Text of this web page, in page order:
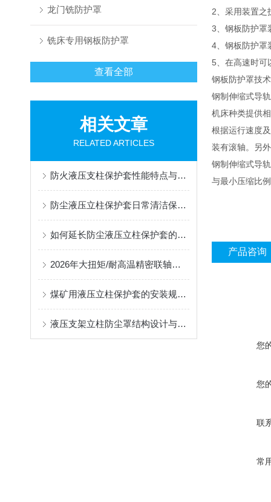
龙门铣防护罩
铣床专用钢板防护罩
查看全部
相关文章
RELATED ARTICLES
防火液压支柱保护套性能特点与阻燃防护应用
防尘液压立柱保护套日常清洁保养与更换规范
如何延长防尘液压立柱保护套的使用寿命？
2026年大扭矩/耐高温精密联轴器定制找哪家？能实现精准定制的优质厂家盘点
煤矿用液压立柱保护套的安装规范与使用寿命提升方案
液压支架立柱防尘罩结构设计与密封防护原理
2、采用装置之
3、钢板防护罩
4、钢板防护罩
5、在高速时可
钢板防护罩技
钢制伸缩式导
机床种类提供
根据运行速度
装有滚轴。另
钢制伸缩式导
与最小压缩比
产品咨询
您
您
联
常